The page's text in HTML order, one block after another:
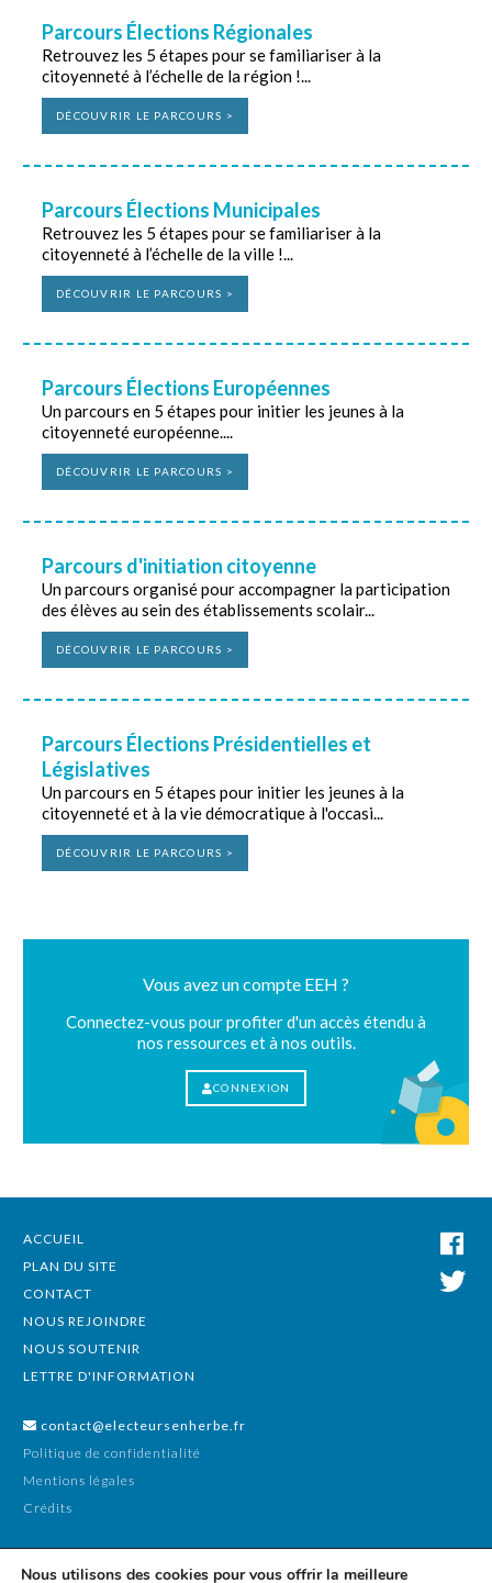
Parcours Élections Régionales
Retrouvez les 5 étapes pour se familiariser à la
citoyenneté à l’échelle de la région !...
DÉCOUVRIR LE PARCOURS >
Parcours Élections Municipales
Retrouvez les 5 étapes pour se familiariser à la
citoyenneté à l’échelle de la ville !...
DÉCOUVRIR LE PARCOURS >
Parcours Élections Européennes
Un parcours en 5 étapes pour initier les jeunes à la
citoyenneté européenne....
DÉCOUVRIR LE PARCOURS >
Parcours d'initiation citoyenne
Un parcours organisé pour accompagner la participation
des élèves au sein des établissements scolair...
DÉCOUVRIR LE PARCOURS >
Parcours Élections Présidentielles et
Législatives
Un parcours en 5 étapes pour initier les jeunes à la
citoyenneté et à la vie démocratique à l'occasi...
DÉCOUVRIR LE PARCOURS >
Vous avez un compte EEH ?
Connectez-vous pour profiter d'un accès étendu à
nos ressources et à nos outils.
CONNEXION
ACCUEIL
PLAN DU SITE
CONTACT
NOUS REJOINDRE
NOUS SOUTENIR
LETTRE D'INFORMATION
contact@electeursenherbe.fr
Politique de confidentialité
Mentions légales
Crédits
Nous utilisons des cookies pour vous offrir la meilleure